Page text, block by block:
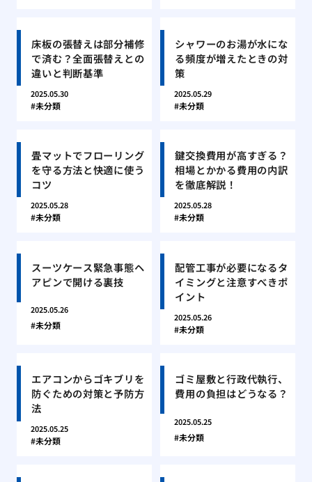
床板の張替えは部分補修
で済む？全面張替えとの
違いと判断基準
2025.05.30
未分類
シャワーのお湯が水にな
る頻度が増えたときの対
策
2025.05.29
未分類
畳マットでフローリング
を守る方法と快適に使う
コツ
2025.05.28
未分類
鍵交換費用が高すぎる？
相場とかかる費用の内訳
を徹底解説！
2025.05.28
未分類
スーツケース緊急事態ヘ
アピンで開ける裏技
2025.05.26
未分類
配管工事が必要になるタ
イミングと注意すべきポ
イント
2025.05.26
未分類
エアコンからゴキブリを
防ぐための対策と予防方
法
2025.05.25
未分類
ゴミ屋敷と行政代執行、
費用の負担はどうなる？
2025.05.25
未分類